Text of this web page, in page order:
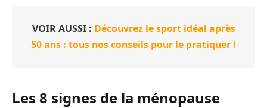
VOIR AUSSI : Découvrez le sport idéal après
50 ans : tous nos conseils pour le pratiquer !
Les 8 signes de la ménopause